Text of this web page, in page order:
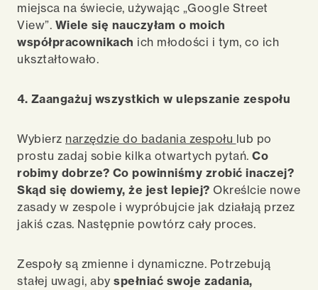
miejsca na świecie, używając „Google Street
View”. Wiele się nauczyłam o moich
współpracownikach ich młodości i tym, co ich
ukształtowało.
4. Zaangażuj wszystkich w ulepszanie zespołu
Wybierz narzędzie do badania zespołu lub po
prostu zadaj sobie kilka otwartych pytań. Co
robimy dobrze? Co powinniśmy zrobić inaczej?
Skąd się dowiemy, że jest lepiej? Określcie nowe
zasady w zespole i wypróbujcie jak działają przez
jakiś czas. Następnie powtórz cały proces.
Zespoły są zmienne i dynamiczne. Potrzebują
stałej uwagi, aby spełniać swoje zadania,